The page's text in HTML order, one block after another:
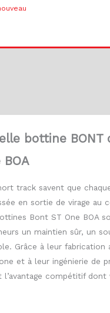
bottine BONT
BOA
track savent que
en sortie de virage au
Bont ST One BOA
un maintien sûr, un
Grâce à leur fabrication
et à leur ingénierie de
compétitif dont